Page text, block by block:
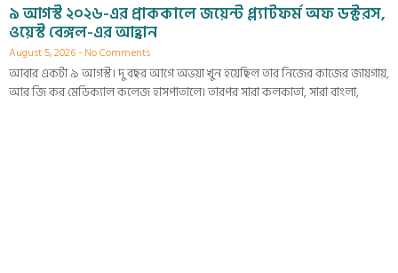
৯ আগস্ট ২০২৬-এর প্রাককালে জয়েন্ট প্ল্যাটফর্ম অফ ডক্টরস,
ওয়েস্ট বেঙ্গল-এর আহ্বান
August 5, 2026 No Comments
আবার একটা ৯ আগস্ট। দু বছর আগে অভয়া খুন হয়েছিল তার নিজের কাজের জায়গায়,
আর জি কর মেডিক্যাল কলেজ হাসপাতালে। তারপর সারা কলকাতা, সারা বাংলা,